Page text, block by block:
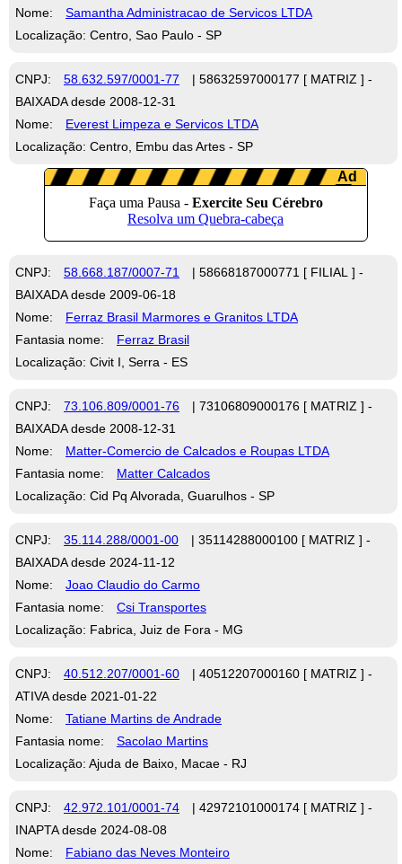
Nome:
Samantha Administracao de Servicos LTDA
Localização: Centro, Sao Paulo - SP
CNPJ: 58.632.597/0001-77
| 58632597000177 [ MATRIZ ] -
BAIXADA desde 2008-12-31
Nome:
Everest Limpeza e Servicos LTDA
Localização: Centro, Embu das Artes - SP
CNPJ: 58.668.187/0007-71
| 58668187000771 [ FILIAL ] -
BAIXADA desde 2009-06-18
Nome:
Ferraz Brasil Marmores e Granitos LTDA
Fantasia nome:
Ferraz Brasil
Localização: Civit I, Serra - ES
CNPJ: 73.106.809/0001-76
| 73106809000176 [ MATRIZ ] -
BAIXADA desde 2008-12-31
Nome:
Matter-Comercio de Calcados e Roupas LTDA
Fantasia nome:
Matter Calcados
Localização: Cid Pq Alvorada, Guarulhos - SP
CNPJ: 35.114.288/0001-00
| 35114288000100 [ MATRIZ ] -
BAIXADA desde 2024-11-12
Nome:
Joao Claudio do Carmo
Fantasia nome:
Csi Transportes
Localização: Fabrica, Juiz de Fora - MG
CNPJ: 40.512.207/0001-60
| 40512207000160 [ MATRIZ ] -
ATIVA desde 2021-01-22
Nome:
Tatiane Martins de Andrade
Fantasia nome:
Sacolao Martins
Localização: Ajuda de Baixo, Macae - RJ
CNPJ: 42.972.101/0001-74
| 42972101000174 [ MATRIZ ] -
INAPTA desde 2024-08-08
Nome:
Fabiano das Neves Monteiro